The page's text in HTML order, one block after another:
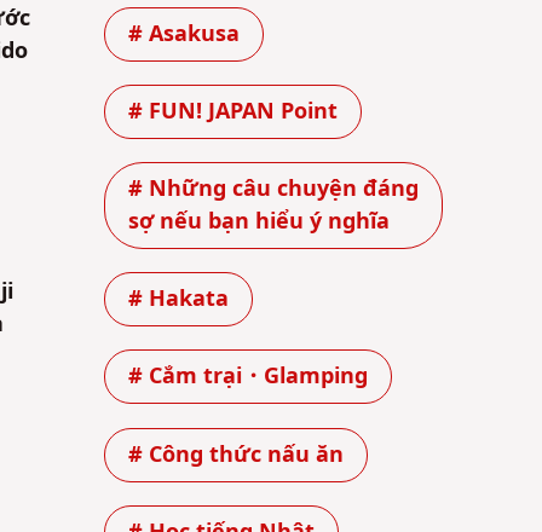
# Asakusa
# FUN! JAPAN Point
# Những câu chuyện đáng
sợ nếu bạn hiểu ý nghĩa
# Hakata
# Cắm trại・Glamping
# Công thức nấu ăn